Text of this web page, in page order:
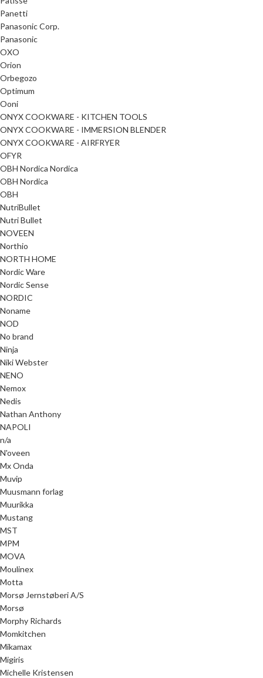
Panetti
Panasonic Corp.
Panasonic
OXO
Orion
Orbegozo
Optimum
Ooni
ONYX COOKWARE - KITCHEN TOOLS
ONYX COOKWARE - IMMERSION BLENDER
ONYX COOKWARE - AIRFRYER
OFYR
OBH Nordica Nordica
OBH Nordica
OBH
NutriBullet
Nutri Bullet
NOVEEN
Northio
NORTH HOME
Nordic Ware
Nordic Sense
NORDIC
Noname
NOD
No brand
Ninja
Niki Webster
NENO
Nemox
Nedis
Nathan Anthony
NAPOLI
n/a
N'oveen
Mx Onda
Muvip
Muusmann forlag
Muurikka
Mustang
MST
MPM
MOVA
Moulinex
Motta
Morsø Jernstøberi A/S
Morsø
Morphy Richards
Momkitchen
Mikamax
Migiris
Michelle Kristensen